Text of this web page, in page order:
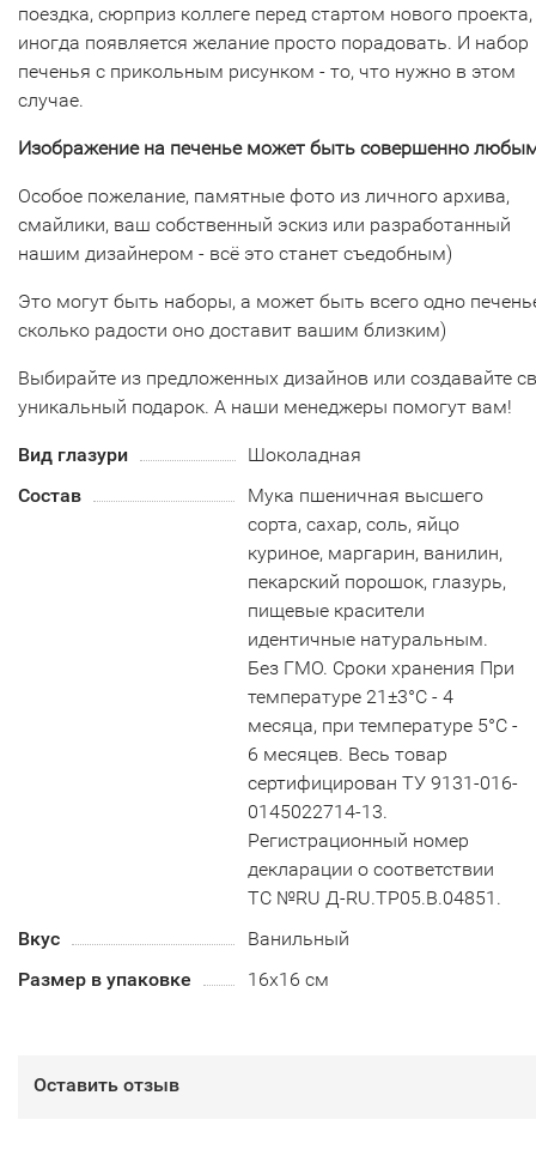
поездка, сюрприз коллеге перед стартом нового
иногда появляется желание просто порадовать. И набор
печенья с прикольным рисунком - то, что нужно в этом
случае.
Изображение на печенье может быть совершенно
Особое пожелание, памятные фото из личного архива,
смайлики, ваш собственный эскиз или разработанный
нашим дизайнером - всё это станет съедобным)
Это могут быть наборы, а может быть всего одно
сколько радости оно доставит вашим близким)
Выбирайте из предложенных дизайнов или создавайте
уникальный подарок. А наши менеджеры помогут вам!
Вид глазури
Шоколадная
Состав
Мука пшеничная высшего
сорта, сахар, соль, яйцо
куриное, маргарин, ванилин,
пекарский порошок, глазурь,
пищевые красители
идентичные натуральным.
Без ГМО. Сроки хранения При
температуре 21±3°С - 4
месяца, при температуре 5°С -
6 месяцев. Весь товар
сертифицирован ТУ 9131-016-
0145022714-13.
Регистрационный номер
декларации о соответствии
ТС №RU Д-RU.TP05.B.04851.
Вкус
Ванильный
Размер в упаковке
16х16 см
Оставить отзыв